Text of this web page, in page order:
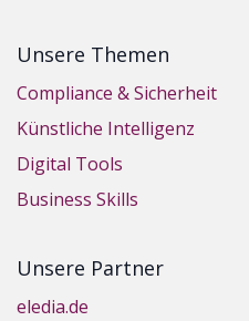
Unsere Themen
Compliance & Sicherheit
Künstliche Intelligenz
Digital Tools
Business Skills
Unsere Partner
eledia.de